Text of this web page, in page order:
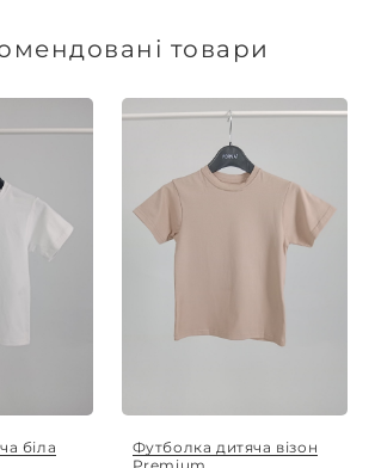
індивідуальних замовлень
товари
біла
Футболка дитяча візон